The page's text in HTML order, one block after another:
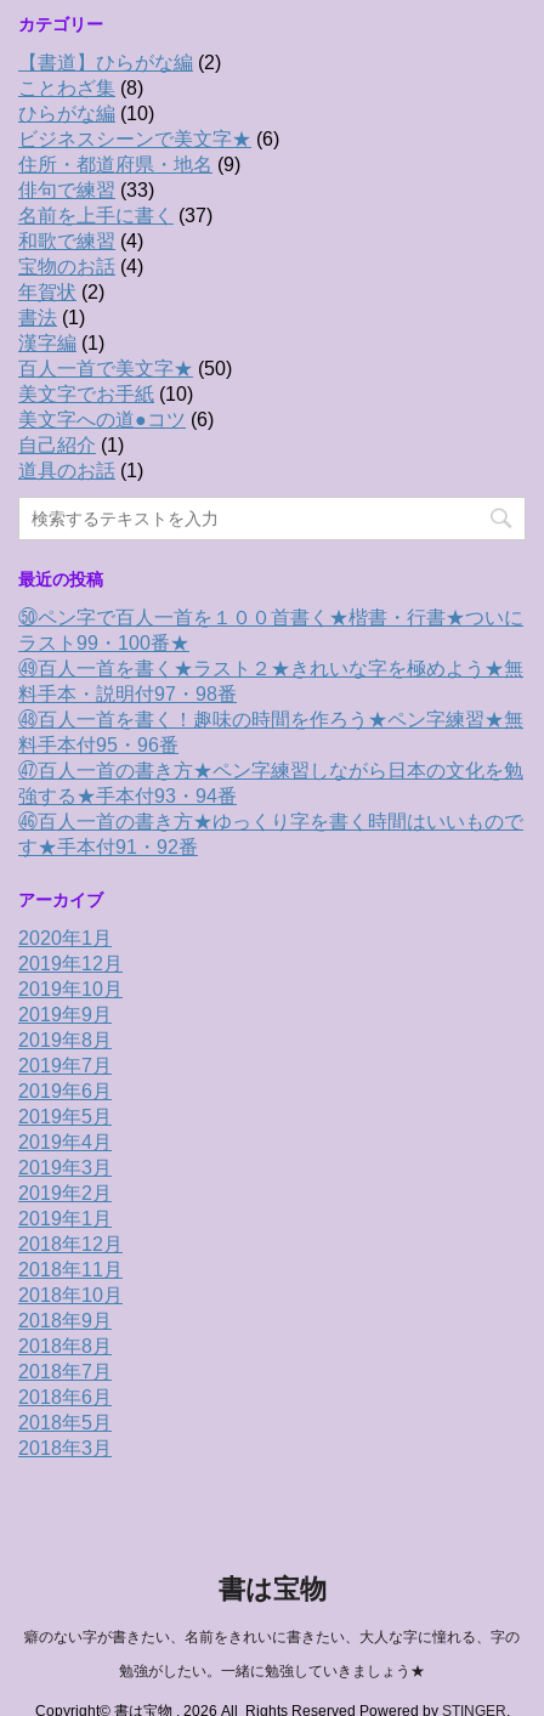
カテゴリー
【書道】ひらがな編 (2)
ことわざ集 (8)
ひらがな編 (10)
ビジネスシーンで美文字★ (6)
住所・都道府県・地名 (9)
俳句で練習 (33)
名前を上手に書く
(37)
和歌で練習 (4)
宝物のお話 (4)
年賀状 (2)
書法 (1)
漢字編 (1)
百人一首で美文字★ (50)
美文字でお手紙 (10)
美文字への道●コツ (6)
自己紹介 (1)
道具のお話 (1)
最近の投稿
㊿ペン字で百人一首を１００首書く★楷書・行書★ついに
ラスト99・100番★
㊾百人一首を書く★ラスト２★きれいな字を極めよう★無
料手本・説明付97・98番
㊽百人一首を書く！趣味の時間を作ろう★ペン字練習★無
料手本付95・96番
㊼百人一首の書き方★ペン字練習しながら日本の文化を勉
強する★手本付93・94番
㊻百人一首の書き方★ゆっくり字を書く時間はいいもので
す★手本付91・92番
アーカイブ
2020年1月
2019年12月
2019年10月
2019年9月
2019年8月
2019年7月
2019年6月
2019年5月
2019年4月
2019年3月
2019年2月
2019年1月
2018年12月
2018年11月
2018年10月
2018年9月
2018年8月
2018年7月
2018年6月
2018年5月
2018年3月
書は宝物
癖のない字が書きたい、名前をきれいに書きたい、大人な字に憧れる、字の
勉強がしたい。一緒に勉強していきましょう★
Copyright© 書は宝物 , 2026 All Rights Reserved Powered by STINGER.